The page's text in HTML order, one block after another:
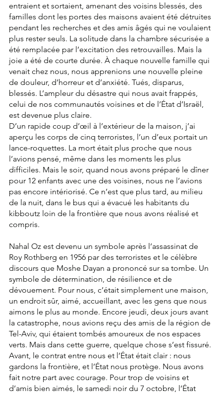
entraient et sortaient, amenant des voisins blessés, des
familles dont les portes des maisons avaient été détruites
pendant les recherches et des amis âgés qui ne voulaient
plus rester seuls. La solitude dans la chambre sécurisée a
été remplacée par l’excitation des retrouvailles. Mais la
joie a été de courte durée. À chaque nouvelle famille qui
venait chez nous, nous apprenions une nouvelle pleine
de douleur, d’horreur et d’anxiété. Tués, disparus,
blessés. L’ampleur du désastre qui nous avait frappés,
celui de nos communautés voisines et de l’État d’Israël,
est devenue plus claire.
D’un rapide coup d’œil à l’extérieur de la maison, j’ai
aperçu les corps de cinq terroristes, l’un d’eux portait un
lance-roquettes. La mort était plus proche que nous
l’avions pensé, même dans les moments les plus
difficiles. Mais le soir, quand nous avons préparé le dîner
pour 12 enfants avec une des voisines, nous ne l’avions
pas encore intériorisé. Ce n’est que plus tard, au milieu
de la nuit, dans le bus qui a évacué les habitants du
kibboutz loin de la frontière que nous avons réalisé et
compris.
Nahal Oz est devenu un symbole après l’assassinat de
Roy Rothberg en 1956 par des terroristes et le célèbre
discours que Moshe Dayan a prononcé sur sa tombe. Un
symbole de détermination, de résilience et de
dévouement. Pour nous, c’était simplement une maison,
un endroit sûr, aimé, accueillant, avec les gens que nous
aimons le plus au monde. Encore jeudi, deux jours avant
la catastrophe, nous avions reçu des amis de la région de
Tel-Aviv, qui étaient tombés amoureux de nos espaces
verts. Mais dans cette guerre, quelque chose s’est fissuré.
Avant, le contrat entre nous et l’État était clair : nous
gardons la frontière, et l’État nous protège. Nous avons
fait notre part avec courage. Pour trop de voisins et
d’amis bien aimés, le samedi noir du 7 octobre, l’État